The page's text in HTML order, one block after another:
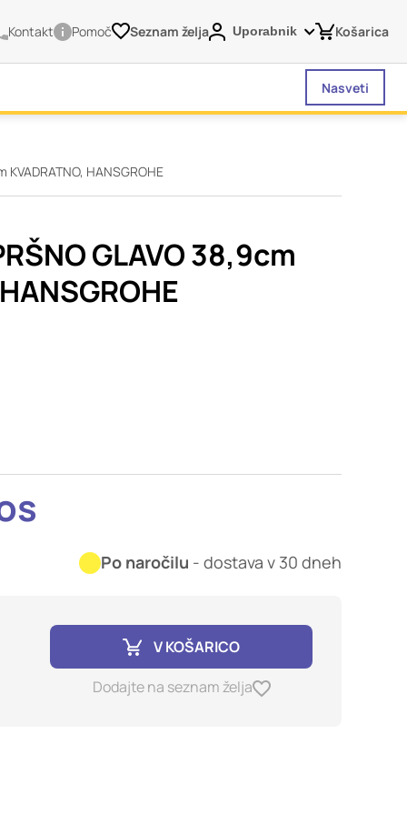
Kontakt Pomoč Seznam želja Uporabnik Košarica
Nasveti
KVADRATNO, HANSGROHE
GLAVO 38,9cm
Po naročilu - dostava v 30 dneh
V KOŠARICO
Dodajte na seznam želja
brskalnika,
ne
uporabniško
si ogledate več
na vašo uporabo
Običajno
nastavitev
te piškotke ali
lahko uporabljajo za